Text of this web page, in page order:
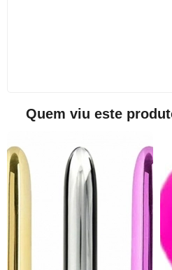
Quem viu este